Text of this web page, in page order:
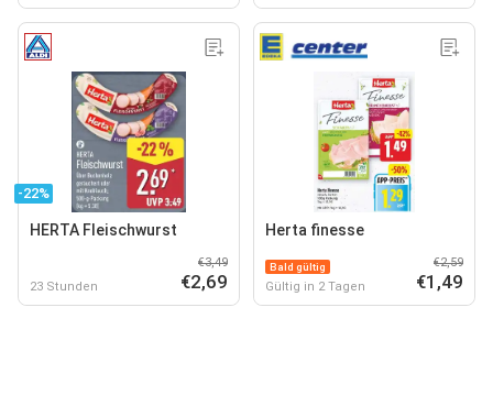
-22%
HERTA Fleischwurst
23 Stunden
€3,49
€2,69
Herta finesse
Bald gültig
Gültig in 2 Tagen
€2,59
€1,49